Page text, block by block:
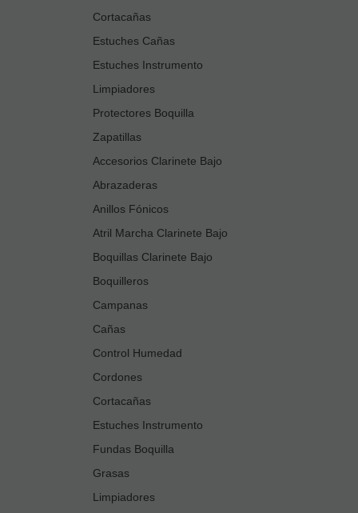
Cortacañas
Estuches Cañas
Estuches Instrumento
Limpiadores
Protectores Boquilla
Zapatillas
Accesorios Clarinete Bajo
Abrazaderas
Anillos Fónicos
Atril Marcha Clarinete Bajo
Boquillas Clarinete Bajo
Boquilleros
Campanas
Cañas
Control Humedad
Cordones
Cortacañas
Estuches Instrumento
Fundas Boquilla
Grasas
Limpiadores